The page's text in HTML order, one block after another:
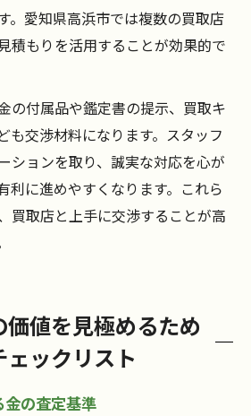
。愛知県高浜市では複数の買取店
積もりを活用することが効果的で
の付属品や鑑定書の提示、買取キ
も交渉材料になります。スタッフ
ションを取り、誠実な対応を心が
利に進めやすくなります。これら
買取店と上手に交渉することが高
値を見極めるため
ェックリスト
の査定基準